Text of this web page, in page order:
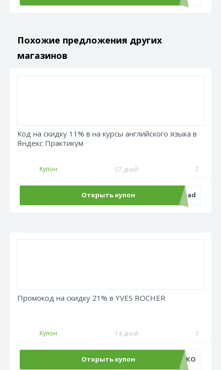
Похожие предложения других
магазинов
Код на скидку 11% в на курсы английского языка в
Яндекс Практикум
Купон 57 дней 2
Открыть купон admitad
Промокод на скидку 21% в YVES ROCHER
Купон 14 дней 3
Открыть купон ЖАРКО